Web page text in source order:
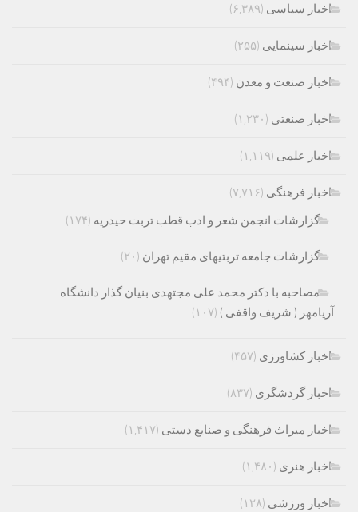
اخبار سیاسی (۶,۳۸۹)
اخبار سینمایی (۲۵۵)
اخبار صنعت و معدن (۴۹۴)
اخبار صنعتی (۱,۲۳۰)
اخبار علمی (۱,۱۱۹)
اخبار فرهنگی (۷,۷۱۶)
گزارشات انجمن شعر و ادب قطب تربت حیدریه (۱۷۴)
گزارشات جامعه تربتیهای مقیم تهران (۲۰)
مصاحبه با دکتر محمد علی مجتهدی بنیان گذار دانشگاه
آریامهر ( شریف واقفی ) (۱۰۷)
اخبار کشاورزی (۴۵۷)
اخبار گردشگری (۸۳۷)
اخبار میراث فرهنگی و صنایع دستی (۱,۴۱۷)
اخبار هنری (۱,۴۸۰)
اخبار ورزشی (۱۲۸)